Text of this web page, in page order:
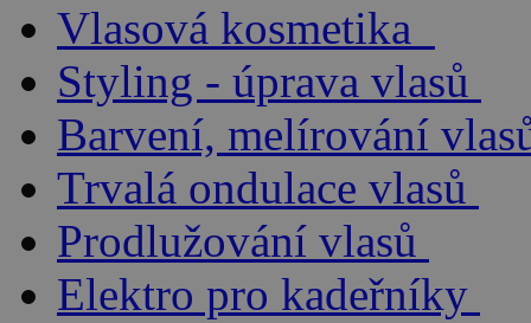
Vlasová kosmetika
Styling - úprava vlasů
Barvení, melírování
Trvalá ondulace vlasů
Prodlužování vlasů
Elektro pro kadeřníky